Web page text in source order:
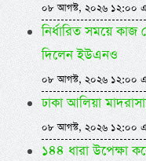
০৮ আগস্ট, ২০২৬ ১২:০০
নির্ধারিত সময়ে
দিলেন ইউএনও
০৮ আগস্ট, ২০২৬ ১২:০০
ঢাকা আলিয়া
০৮ আগস্ট, ২০২৬ ১২:০০
১৪৪ ধারা উপেক্ষা